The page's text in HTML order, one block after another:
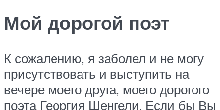
Мой дорогой поэт
К сожалению, я заболел и не могу
присутствовать и выступить на
вечере моего друга, моего дорогого
поэта Георгия Шенгели. Если бы Вы